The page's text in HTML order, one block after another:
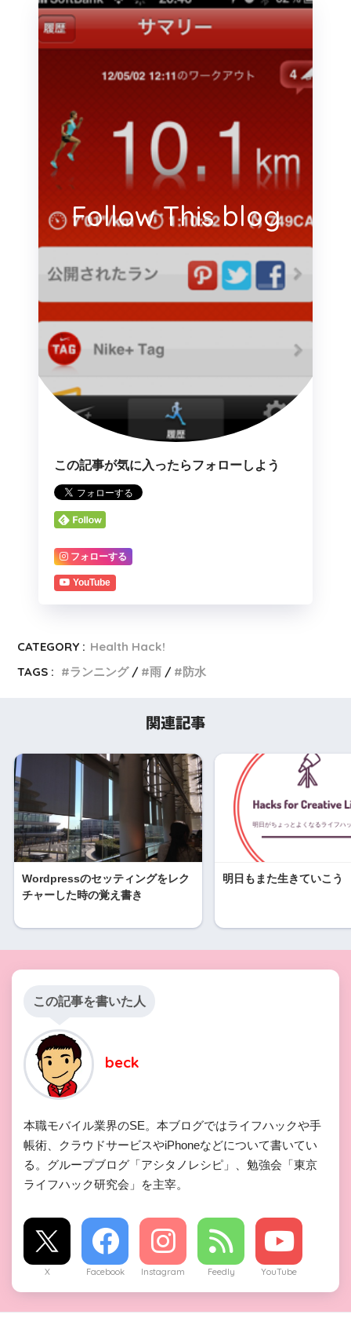
Follow This blog
この記事が気に入ったらフォローしよう
フォローする
YouTube
CATEGORY : Health Hack!
TAGS :
ランニング 雨 防水
関連記事
Wordpressのセッティングをレク
チャーした時の覚え書き
明日もまた生きていこう
この記事を書いた人
beck
本職モバイル業界のSE。本ブログではライフハックや手
帳術、クラウドサービスやiPhoneなどについて書いてい
る。グループブログ「アシタノレシピ」、勉強会「東京
ライフハック研究会」を主宰。
X Facebook Instagram Feedly YouTube